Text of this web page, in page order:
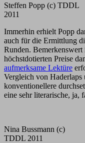
Steffen Popp (c) TDDL
2011
Immerhin erhielt Popp
auch für die Ermittlung
Runden. Bemerkenswert
höchstdotierten Preise
aufmerksame Lektüre
Vergleich von Haderlaps
konventionellere
eine sehr literarische, ja,
Nina Bussmann (c)
TDDL 2011